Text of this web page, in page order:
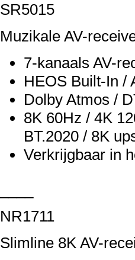
SR5015
Muzikale AV-
7-kanaals AV-
HEOS Built-In /
Dolby Atmos /
8K 60Hz / 4K
BT.2020 / 8K
Verkrijgbaar in
NR1711
Slimline 8K AV-